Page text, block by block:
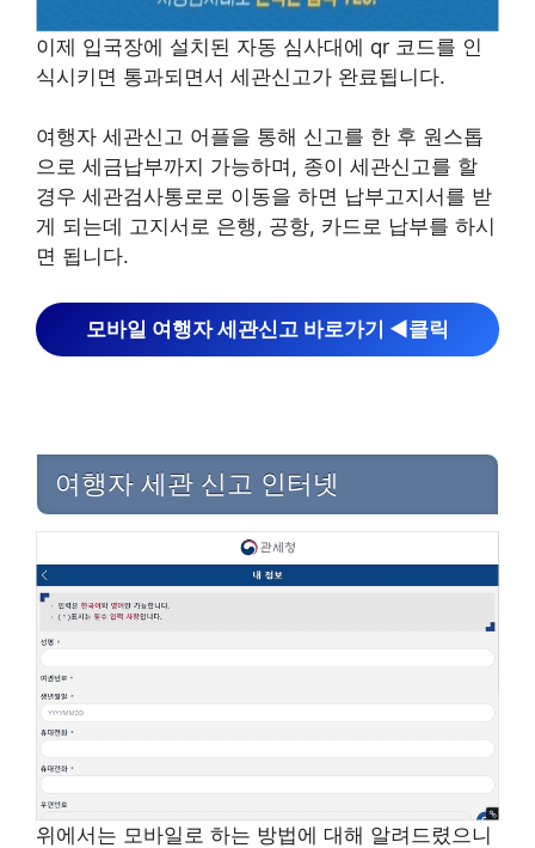
이제 입국장에 설치된 자동 심사대에 qr 코드를 인
식시키면 통과되면서 세관신고가 완료됩니다.
여행자 세관신고 어플을 통해 신고를 한 후 원스톱
으로 세금납부까지 가능하며, 종이 세관신고를 할
경우 세관검사통로로 이동을 하면 납부고지서를 받
게 되는데 고지서로 은행, 공항, 카드로 납부를 하시
면 됩니다.
모바일 여행자 세관신고 바로가기 ◀︎클릭
여행자 세관 신고 인터넷
위에서는 모바일로 하는 방법에 대해 알려드렸으니